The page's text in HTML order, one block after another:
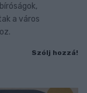
a város
Szólj hozzá!